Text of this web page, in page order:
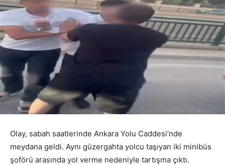
Olay, sabah saatlerinde Ankara Yolu Caddesi’nde
meydana geldi. Aynı güzergahta yolcu taşıyan iki minibüs
şoförü arasında yol verme nedeniyle tartışma çıktı.